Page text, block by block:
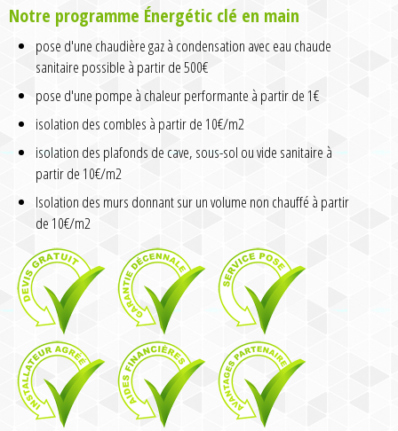
Notre programme Énergétic clé en main
pose d'une chaudière gaz à condensation avec eau chaude
sanitaire possible à partir de 500€
pose d'une pompe à chaleur performante à partir de 1€
isolation des combles à partir de 10€/m2
isolation des plafonds de cave, sous-sol ou vide sanitaire à
partir de 10€/m2
Isolation des murs donnant sur un volume non chauffé à partir
de 10€/m2